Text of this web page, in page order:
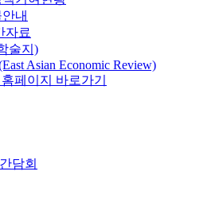
내
자료
술지)
Asian Economic Review)
페이지 바로가기
담회